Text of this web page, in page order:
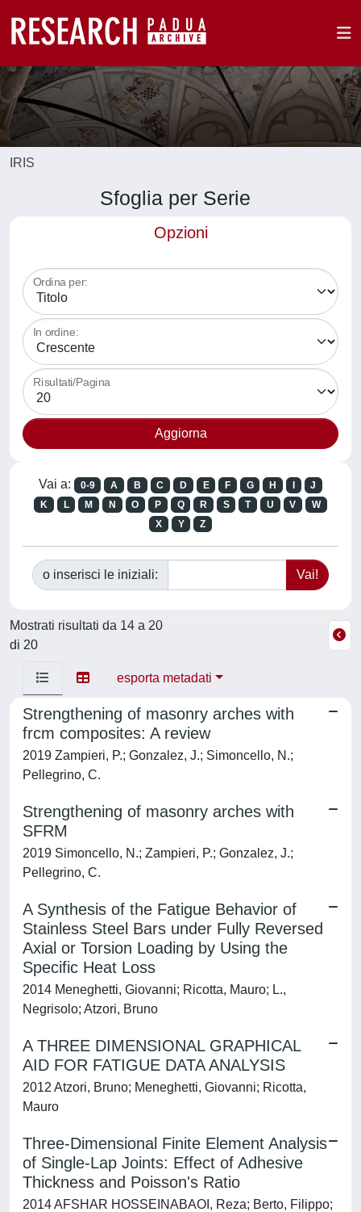
IRIS
Sfoglia per Serie
Opzioni
Ordina per:
In ordine:
Risultati/Pagina
Vai a: 0-9 A B C D E F G H
J
K
L M N O P Q R S T U V
W
X
Y Z
o inserisci le iniziali:
Mostrati risultati da 14 a 20
di 20
esporta metadati
Strengthening of masonry arches with
frcm composites: A review
2019 Zampieri, P.; Gonzalez, J.; Simoncello, N.;
Pellegrino, C.
Strengthening of masonry arches with
SFRM
2019 Simoncello, N.; Zampieri, P.; Gonzalez, J.;
Pellegrino, C.
A Synthesis of the Fatigue Behavior of
Stainless Steel Bars under Fully Reversed
Axial or Torsion Loading by Using the
Specific Heat Loss
2014 Meneghetti, Giovanni; Ricotta, Mauro; L.,
Negrisolo; Atzori, Bruno
A THREE DIMENSIONAL GRAPHICAL
AID FOR FATIGUE DATA ANALYSIS
2012 Atzori, Bruno; Meneghetti, Giovanni; Ricotta,
Mauro
Three-Dimensional Finite Element Analysis
of Single-Lap Joints: Effect of Adhesive
Thickness and Poisson's Ratio
2014 AFSHAR HOSSEINABAOI, Reza; Berto, Filippo;